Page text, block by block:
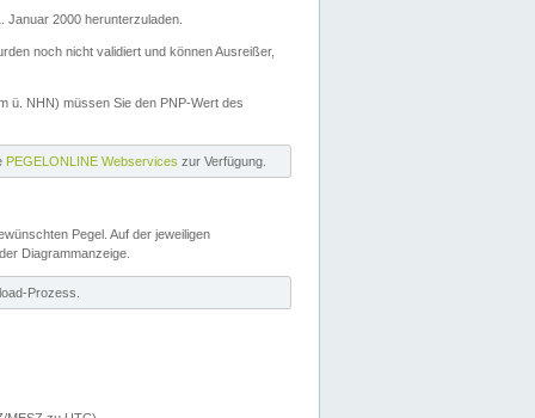
Januar 2000 herunterzuladen.
noch nicht validiert und können Ausreißer,
ü. NHN) müssen Sie den PNP-Wert des
PEGELONLINE Webservices zur Verfügung.
Pegel. Auf der jeweiligen
Diagrammanzeige.
Prozess.